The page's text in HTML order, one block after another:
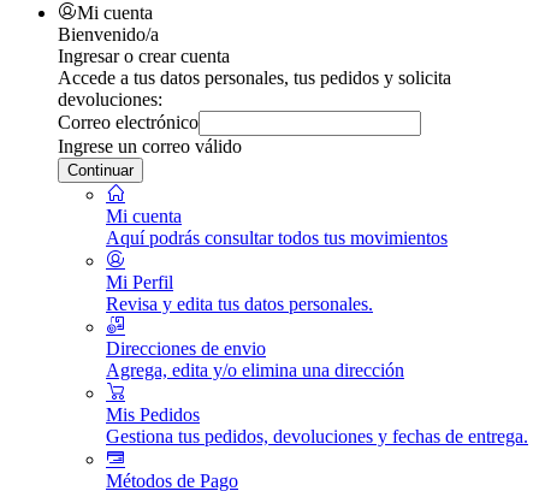
Mi cuenta
Bienvenido/a
Ingresar o crear cuenta
Accede a tus datos personales, tus pedidos y solicita
devoluciones:
Correo electrónico
Ingrese un correo válido
Continuar
Mi cuenta
Aquí podrás consultar todos tus movimientos
Mi Perfil
Revisa y edita tus datos personales.
Direcciones de envio
Agrega, edita y/o elimina una dirección
Mis Pedidos
Gestiona tus pedidos, devoluciones y fechas de entrega.
Métodos de Pago